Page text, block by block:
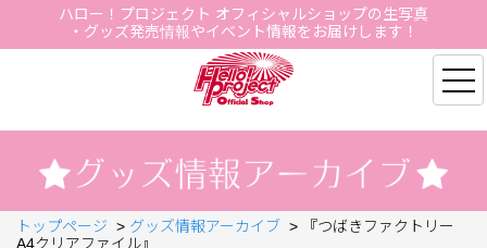
ハロー！プロジェクト オフィシャルショップの生写真
・グッズ発売情報やイベント情報をお届けします！
Hello Project Official
トップページ > グッズ情報アーカイブ >
『つばきファクトリー
A4クリアファイル』